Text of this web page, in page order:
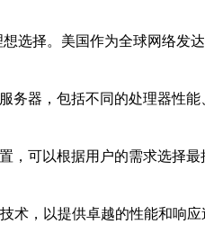
选择。美国作为全球网络发
器，包括不同的处理器性
可以根据用户的需求选择
，以提供卓越的性能和响